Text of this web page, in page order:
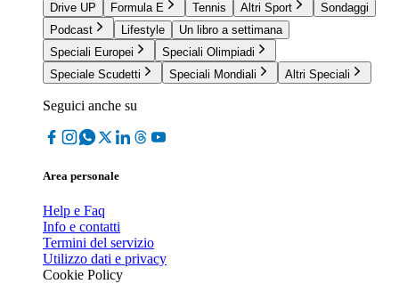
Drive UP
Formula E Tennis Altri Sport
Sondaggi
Podcast
Lifestyle
Un libro a settimana
Speciali Europei
Speciali Olimpiadi
Speciale Scudetti
Speciali Mondiali Altri Speciali
Seguici anche su
Area personale
Help e Faq
Info e contatti
Termini del servizio
Utilizzo dati e privacy
Cookie Policy